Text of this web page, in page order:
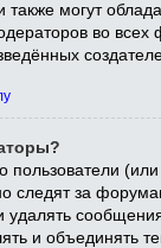
могут
во всех
(или
следят за
удалять
и объединять